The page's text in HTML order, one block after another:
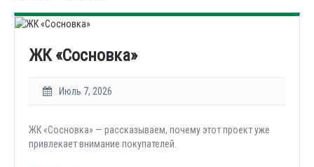
ЖК «Сосновка»
Июль 7, 2026
ЖК «Сосновка» — рассказываем, почему этот проект уже
привлекает внимание покупателей.